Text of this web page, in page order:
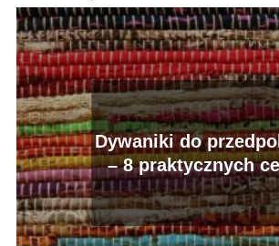
Dywaniki do
– 8 praktycznych